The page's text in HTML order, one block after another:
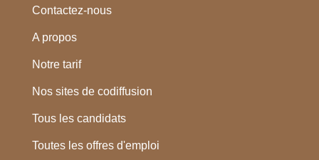
Contactez-nous
A propos
Notre tarif
Nos sites de codiffusion
Tous les candidats
Toutes les offres d'emploi